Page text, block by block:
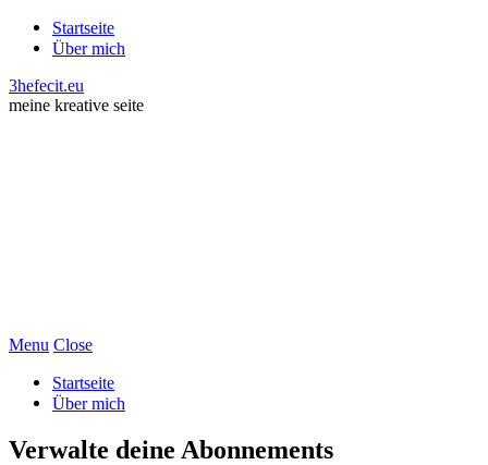
Startseite
Über mich
3hefecit.eu
meine kreative seite
Menu Close
Startseite
Über mich
Verwalte deine Abonnements